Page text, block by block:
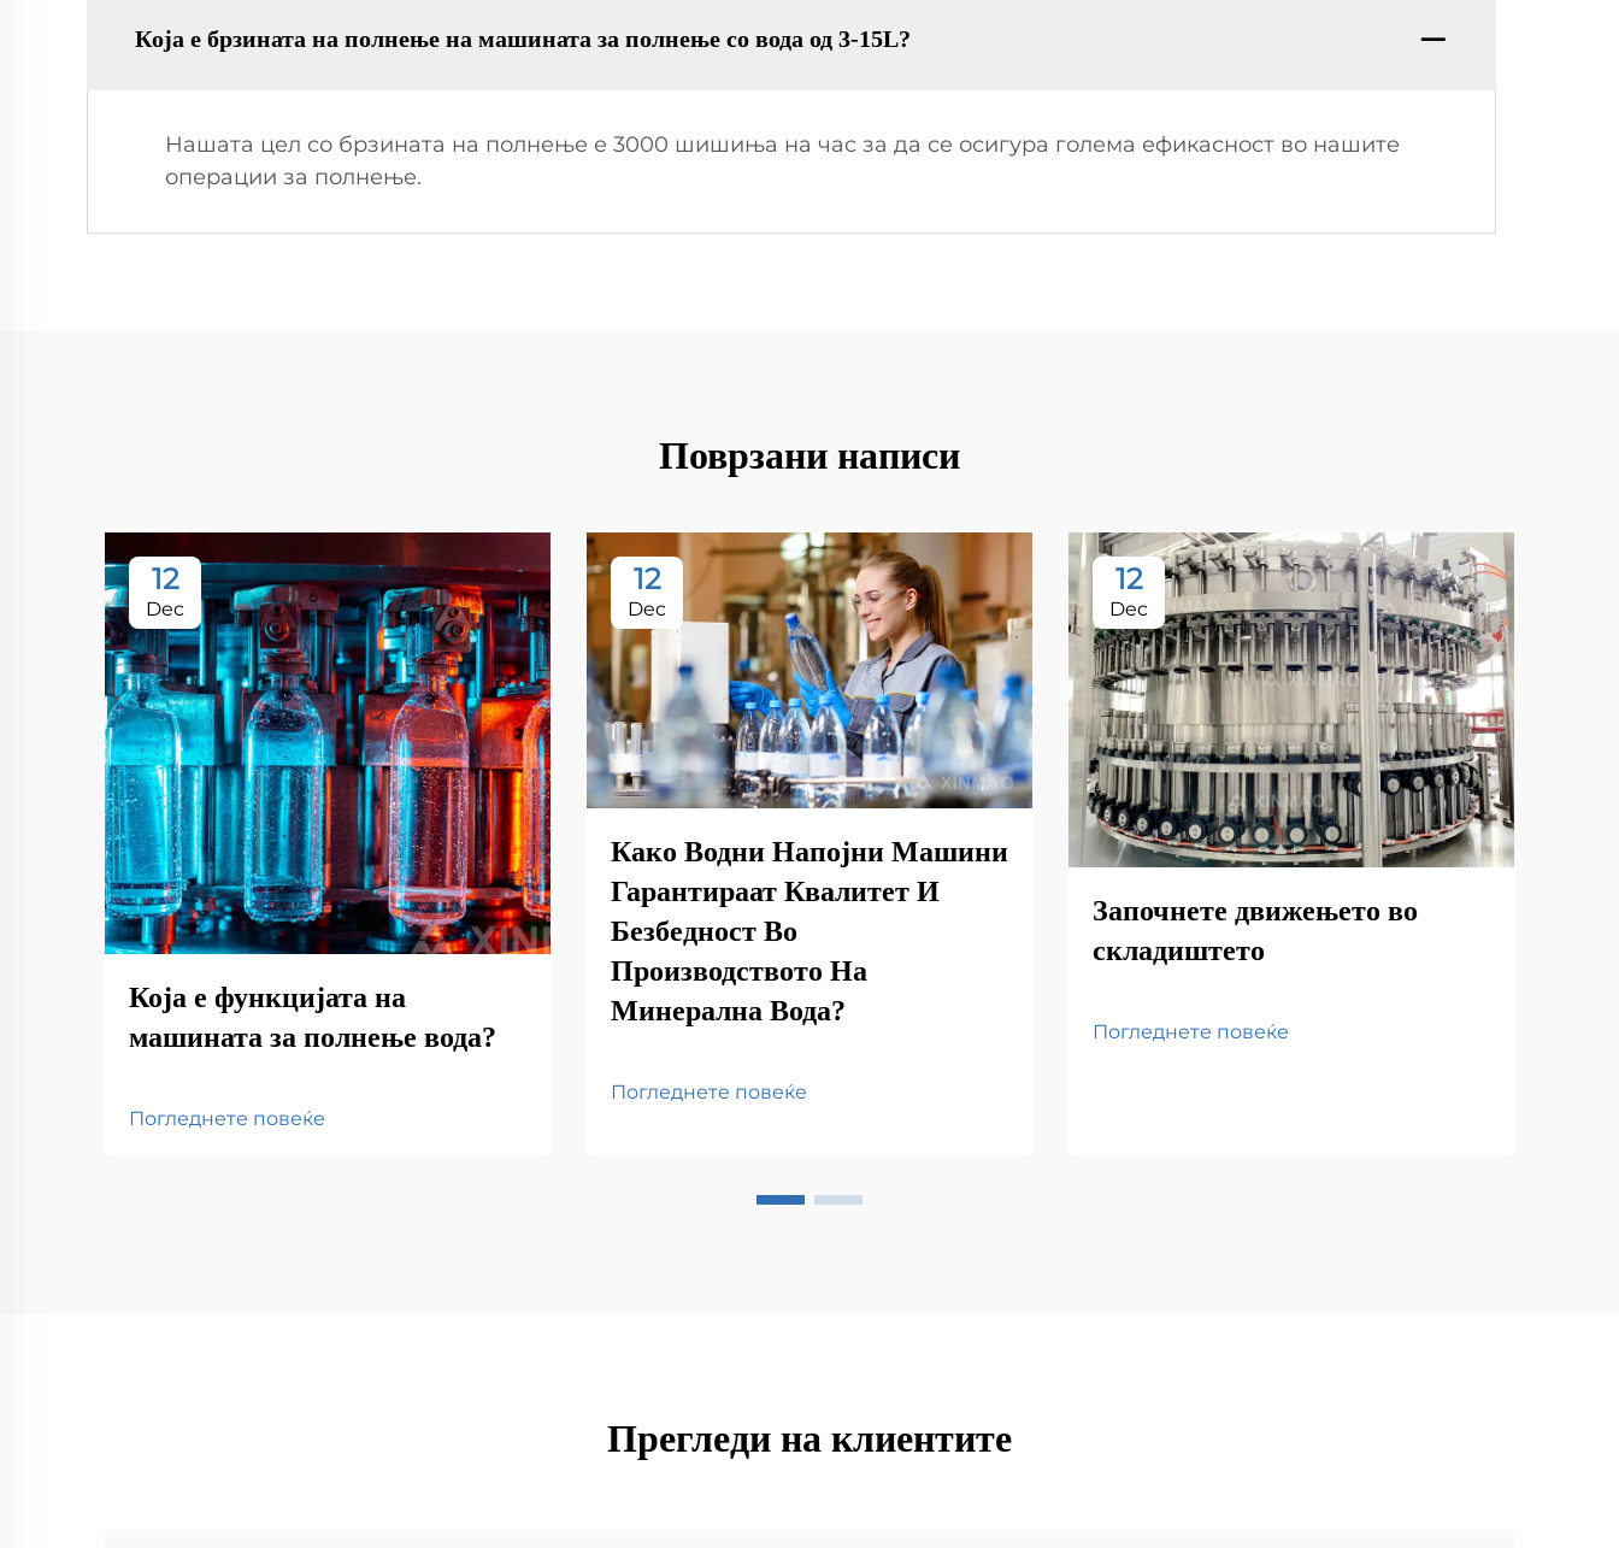
Која е брзината на полнење на машината за полнење со вода од 3-15L?
Нашата цел со брзината на полнење е 3000 шишиња на час за да се осигура голема ефикасност во нашите
операции за полнење.
Поврзани написи
12
Dec
Која е функцијата на
машината за полнење вода?
Погледнете повеќе
12
Dec
Како Водни Напојни Машини
Гарантираат Квалитет И
Безбедност Во
Производството На
Минерална Вода?
Погледнете повеќе
12
Dec
Започнете движењето во
складиштето
Погледнете повеќе
Прегледи на клиентите